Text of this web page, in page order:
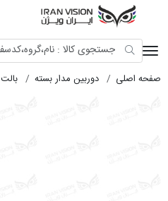
صفحه اصلی دوربین مدار بسته بالت